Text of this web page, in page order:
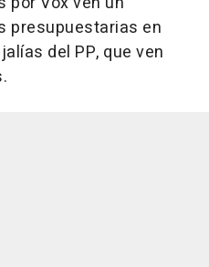
presupuestarias en
del PP, que ven